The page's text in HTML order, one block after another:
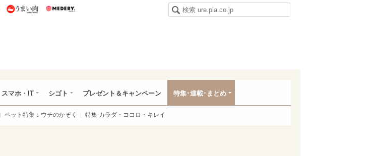
うまいパン うまい肉
スマホ・IT シゴト プレゼント＆キャンペーン 特集･連載･まとめ
ペット特集：ウチのかぞく 特集 カラダ・ココロ・キレイ